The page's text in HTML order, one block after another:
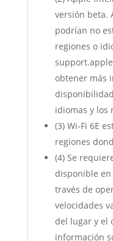
versión beta.
podrían no
regiones o
obtener más
idiomas y los
(3) Wi‐Fi 6E
regiones
(4) Se
disponible en
través de
velocidades
del lugar y el
información